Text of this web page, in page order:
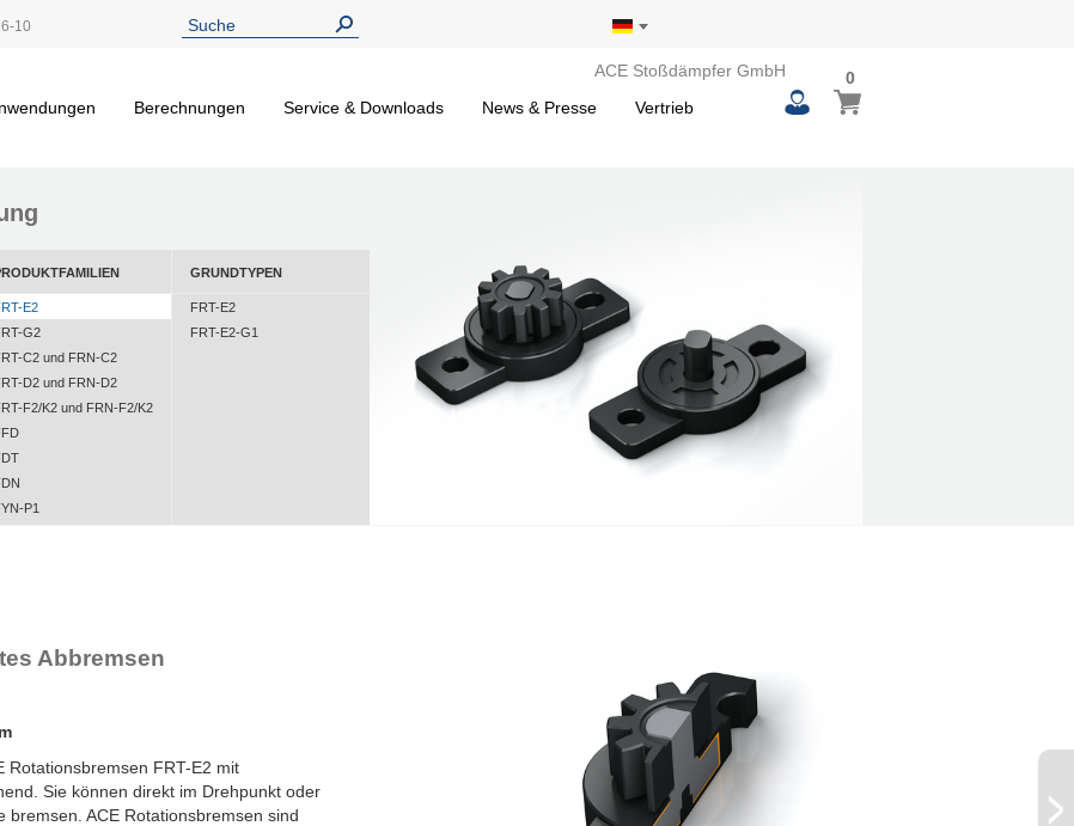
10
ACE Stoßdämpfer GmbH
Berechnungen Service & Downloads News & Presse Vertrieb
0
E2
G2
C2 und FRN-C2
D2 und FRN-D2
F2/K2 und FRN-F2/K2
P1
GRUNDTYPEN
FRT-E2
FRT-E2-G1
Abbremsen
Rotationsbremsen FRT-E2 mit
Sie können direkt im Drehpunkt oder
ACE Rotationsbremsen sind